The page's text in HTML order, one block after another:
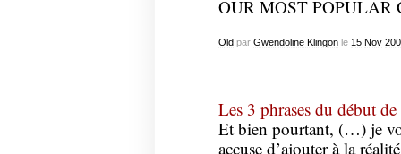
OUR MOST
Old par Gwendoline Klingonle 15 Nov
Les 3 phrases du début
Et bien pourtant, (…) je
accuse d’ajouter à la